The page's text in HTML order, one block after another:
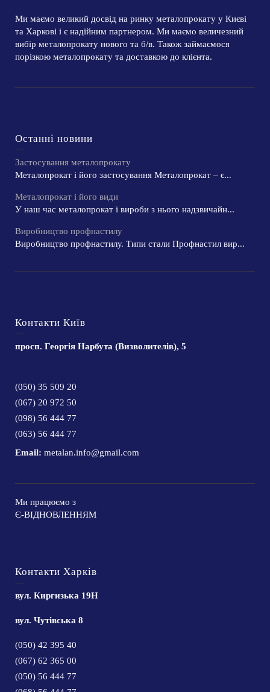
Ми маємо великий досвід на ринку металопрокату у Києві
та Харкові і є надійним партнером. Ми маємо величезний
вибір металопрокату нового та б/в. Також займаємося
порізкою металопрокату та доставкою до клієнта.
Останні новини
Застосування металопрокату
Металопрокат і його застосування Металопрокат – є...
Металопрокат і його види
У наш час металопрокат і вироби з нього надзвичайн...
Виробництво профнастилу
Виробництво профнастилу. Типи стали Профнастил вир...
Контакти Київ
просп. Георгія Нарбута (Визволителів), 5
(050) 35 509 20
(067) 20 972 50
(098) 56 444 77
(063) 56 444 77
Email: metalan.info@gmail.com
Ми працюємо з
Є-ВІДНОВЛЕННЯМ
Контакти Харків
вул. Киргизька 19Н
вул. Чутівська 8
(050) 42 395 40
(067) 62 365 00
(050) 56 444 77